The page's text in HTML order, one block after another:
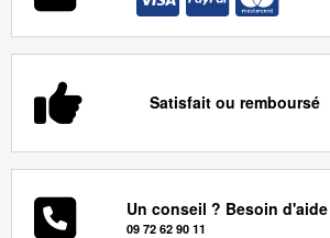
Satisfait ou remboursé
Un conseil ? Besoin
09 72 62 90 11